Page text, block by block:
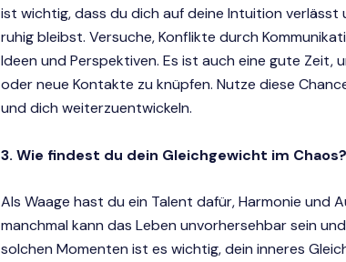
ist wichtig, dass du dich auf deine Intuition verlässt
ruhig bleibst. Versuche, Konflikte durch
Ideen und Perspektiven. Es ist auch eine gute Zeit,
oder neue Kontakte zu knüpfen. Nutze diese
und dich weiterzuentwickeln.
3. Wie findest du dein Gleichgewicht im Chaos?
Als Waage hast du ein Talent dafür, Harmonie und
manchmal kann das Leben unvorhersehbar sein
solchen Momenten ist es wichtig, dein inneres